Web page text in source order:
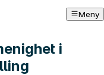
Meny
i